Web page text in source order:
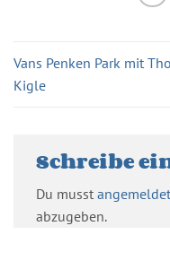
Vans Penken Park mit
Kigle
Schreibe
Du musst angemeldet
abzugeben.